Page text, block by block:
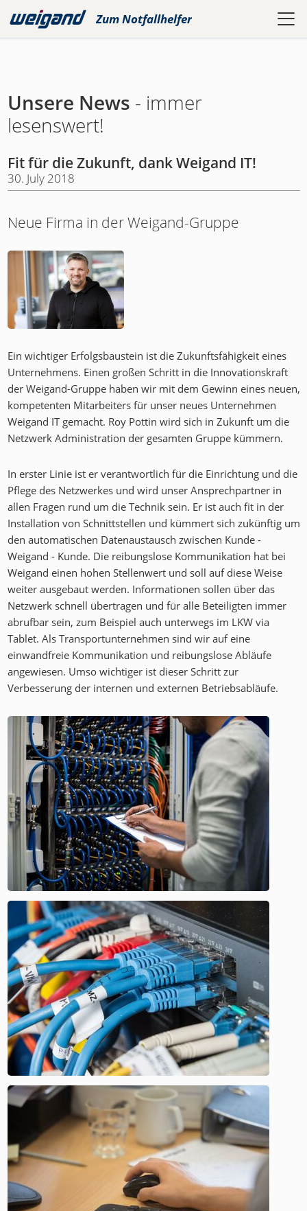
ZumNotfallhelfer
Unsere News - immer
lesenswert!
Fit für die Zukunft, dank Weigand IT!
30. July 2018
Neue Firma in der Weigand-Gruppe
Ein wichtiger Erfolgsbaustein ist die Zukunftsfähigkeit eines
Unternehmens. Einen großen Schritt in die Innovationskraft
der Weigand-Gruppe haben wir mit dem Gewinn eines neuen,
kompetenten Mitarbeiters für unser neues Unternehmen
Weigand IT gemacht. Roy Pottin wird sich in Zukunft um die
Netzwerk Administration der gesamten Gruppe kümmern.
In erster Linie ist er verantwortlich für die Einrichtung und die
Pflege des Netzwerkes und wird unser Ansprechpartner in
allen Fragen rund um die Technik sein. Er ist auch fit in der
Installation von Schnittstellen und kümmert sich zukünftig um
den automatischen Datenaustausch zwischen Kunde -
Weigand - Kunde. Die reibungslose Kommunikation hat bei
Weigand einen hohen Stellenwert und soll auf diese Weise
weiter ausgebaut werden. Informationen sollen über das
Netzwerk schnell übertragen und für alle Beteiligten immer
abrufbar sein, zum Beispiel auch unterwegs im LKW via
Tablet. Als Transportunternehmen sind wir auf eine
einwandfreie Kommunikation und reibungslose Abläufe
angewiesen. Umso wichtiger ist dieser Schritt zur
Verbesserung der internen und externen Betriebsabläufe.